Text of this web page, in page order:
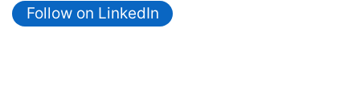
Follow on LinkedIn